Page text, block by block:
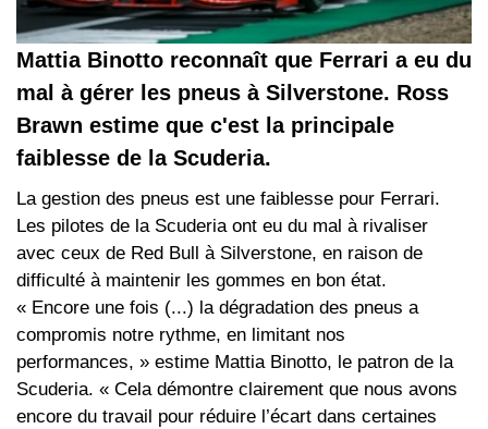
Mattia Binotto reconnaît que Ferrari a eu du
mal à gérer les pneus à Silverstone. Ross
Brawn estime que c'est la principale
faiblesse de la Scuderia.
La gestion des pneus est une faiblesse pour Ferrari.
Les pilotes de la Scuderia ont eu du mal à rivaliser
avec ceux de Red Bull à Silverstone, en raison de
difficulté à maintenir les gommes en bon état.
« Encore une fois (...) la dégradation des pneus a
compromis notre rythme, en limitant nos
performances, » estime Mattia Binotto, le patron de la
Scuderia. « Cela démontre clairement que nous avons
encore du travail pour réduire l’écart dans certaines